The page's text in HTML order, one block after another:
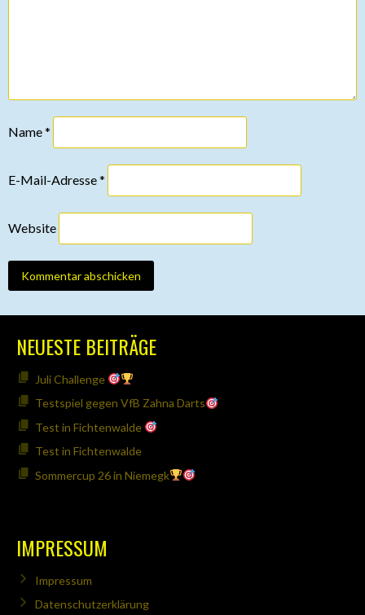
Name*
E-Mail-Adresse*
Website
NEUESTE BEITRÄGE
Juli Challenge
Testspiel gegen VfB Zahna Darts
Test in Fichtenwalde
Test in Fichtenwalde
Sommercup 26 in Niemegk
IMPRESSUM
Impressum
Datenschutzerklärung